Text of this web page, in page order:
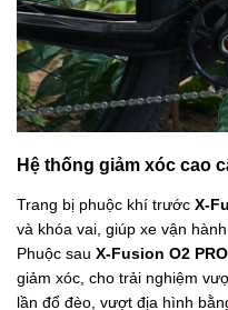
Hệ thống giảm xóc cao
Trang bị phuộc khí trước X-
và khóa vai, giúp xe vận
Phuộc sau X-Fusion O2
giảm xóc, cho trải nghiệm
lần đổ đèo, vượt địa hình